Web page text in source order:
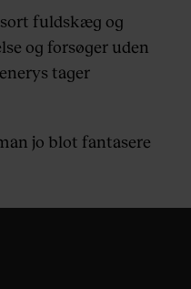
fuldskæg og
og forsøger uden
tager
jo blot fantasere